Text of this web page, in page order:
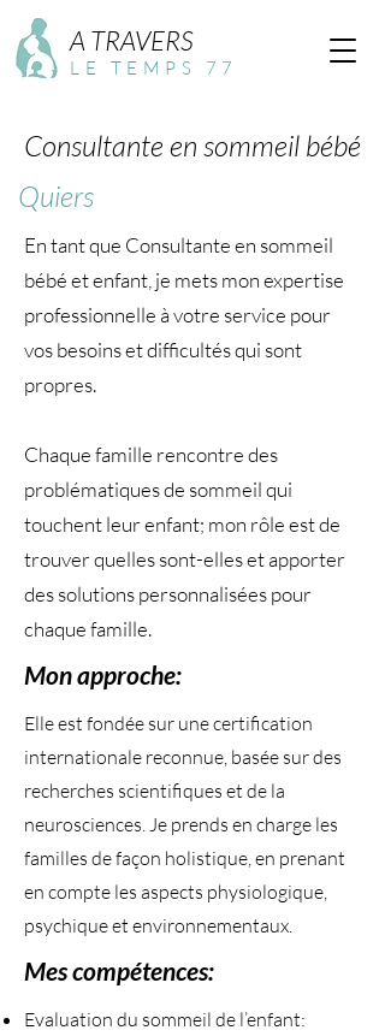
LE TEMPS 77
A TRAVERS
Consultante en sommeil bébé
Quiers
En tant que Consultante en sommeil
bébé et enfant, je mets mon expertise
professionnelle à votre service pour
vos besoins et difficultés qui sont
propres.
Chaque famille rencontre des
problématiques de sommeil qui
touchent leur enfant; mon rôle est de
trouver quelles sont-elles et apporter
des solutions personnalisées pour
chaque famille.
Mon approche:
Elle est fondée sur une certification
internationale reconnue, basée sur des
recherches scientifiques et de la
neurosciences. Je prends en charge les
familles de façon holistique, en prenant
en compte les aspects physiologique,
psychique et environnementaux.
Mes compétences:
Evaluation du sommeil de l’enfant: